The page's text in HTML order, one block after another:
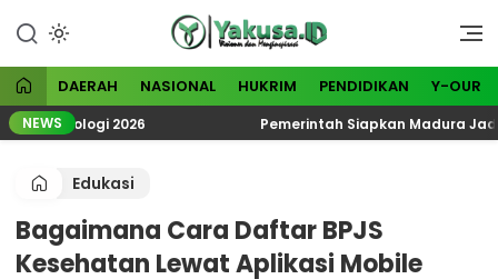
konten
Yakusa
Visioner dan Menginspirasi
DAERAH NASIONAL HUKRIM PENDIDIKAN Y-OUR
NEWS2026 Pemerintah Siapkan Madura Jadi
Edukasi
Bagaimana Cara Daftar BPJS
Kesehatan Lewat Aplikasi Mobile